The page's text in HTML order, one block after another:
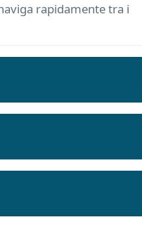
rapidamente tra i